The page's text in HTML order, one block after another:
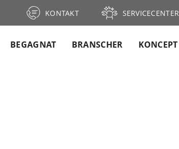
KONTAKT SERVICECENTER
BEGAGNAT BRANSCHER KONCEPT